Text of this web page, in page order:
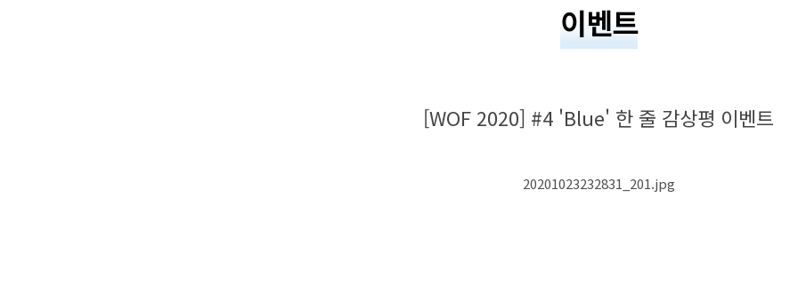
이벤트
[WOF 2020] #4 'Blue' 한 줄 감상평 이벤트
20201023232831_201.jpg